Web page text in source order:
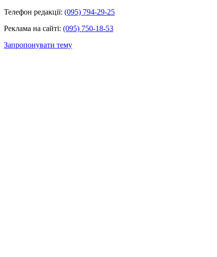
Телефон редакції: (095) 794-29-25
Реклама на сайті: (095) 750-18-53
Запропонувати тему